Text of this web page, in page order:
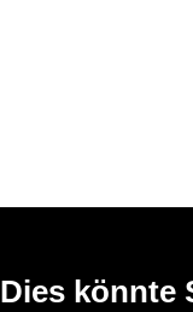
Dies könnte